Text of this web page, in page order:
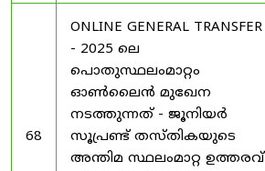
68
ONLINE GENERAL TRANSFER
- 2025 ലെ
പൊതുസ്ഥലംമാറ്റം
ഓൺലൈൻ മുഖേന
നടത്തുന്നത് - ജൂനിയർ
സൂപ്രണ്ട് തസ്തികയുടെ
അന്തിമ സ്ഥലംമാറ്റ ഉത്തരവ്